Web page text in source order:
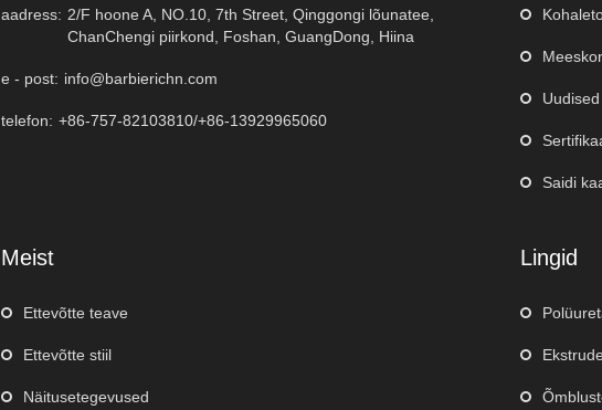
aadress: 2/F hoone A, NO.10, 7th Street, Qinggongi lõunatee,
ChanChengi piirkond, Foshan, GuangDong, Hiina
e - post: info@barbierichn.com
telefon: +86-757-82103810/+86-13929965060
Uudised
Saidi
Meist
Ettevõtte teave
Ettevõtte stiil
Näitusetegevused
Lingid